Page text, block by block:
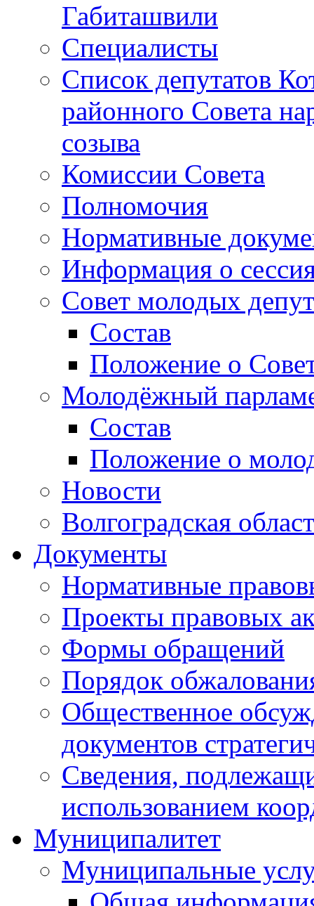
Габиташвили
Специалисты
Список депутатов
районного Совета
созыва
Комиссии Совета
Полномочия
Нормативные
Информация о
Совет молодых
Состав
Положение о
Молодёжный
Состав
Положение о
Новости
Волгоградская
Документы
Нормативные
Проекты правовых
Формы обращений
Порядок
Общественное
документов
Сведения,
использованием
Муниципалитет
Муниципальные